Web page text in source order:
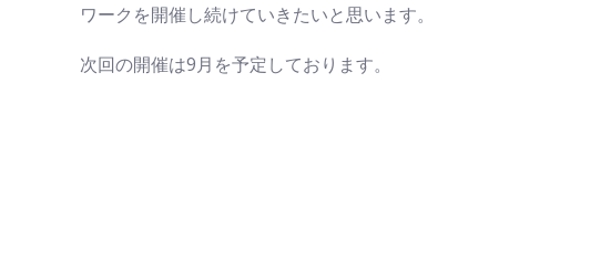
ワークを開催し続けていきたいと思います。
次回の開催は9月を予定しております。